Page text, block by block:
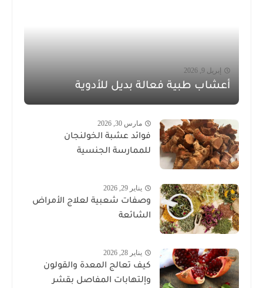
إبريل 9, 2026
أعشاب طبية فعالة بديل للأدوية
مارس 30, 2026
فوائد عشبة الخولنجان
للممارسة الجنسية
يناير 29, 2026
وصفات شعبية لعلاج الأمراض
الشائعة
يناير 28, 2026
كيف تعالج المعدة والقولون
وإلتهابات المفاصل بقشر